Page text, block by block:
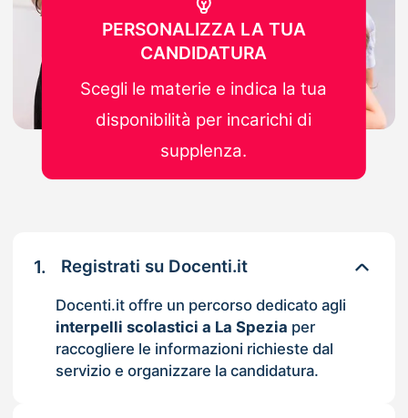
1. Registrati su Docenti.it
Docenti.it offre un percorso dedicato agli
interpelli scolastici a La Spezia per
raccogliere le informazioni richieste dal
servizio e organizzare la candidatura.
PERSONALIZZA LA TUA
CANDIDATURA
Scegli le materie e indica la tua
disponibilità per incarichi di
supplenza.